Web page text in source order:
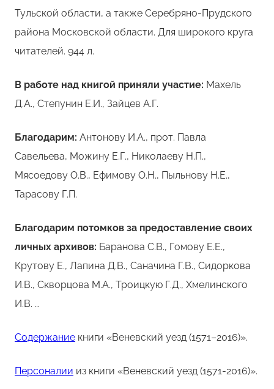
Тульской области, а также Серебряно-Прудского
района Московской области. Для широкого круга
читателей. 944 л.
В работе над книгой приняли участие: Махель
Д.А., Степунин Е.И., Зайцев А.Г.
Благодарим: Антонову И.А., прот. Павла
Савельева, Можину Е.Г., Николаеву Н.П.,
Мясоедову О.В., Ефимову О.Н., Пыльнову Н.Е.,
Тарасову Г.П.
Благодарим потомков за предоставление своих
личных архивов: Баранова С.В., Гомову Е.Е.,
Крутову Е., Лапина Д.В., Саначина Г.В., Cидоркова
И.В., Скворцова М.А., Троицкую Г.Д., Хмелинского
И.В. …
Cодержание книги «Веневский уезд (1571–2016)».
Персоналии из книги «Веневский уезд (1571-2016)».